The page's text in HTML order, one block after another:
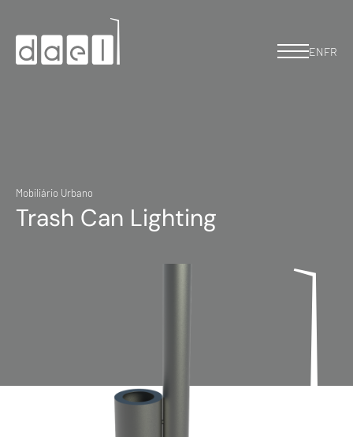
ENFR
Mobiliário Urbano
Trash Can Lighting